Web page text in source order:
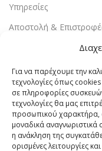
Για να παρέχουμε την
τεχνολογίες όπως
σε πληροφορίες
τεχνολογίες θα μας
προσωπικού χαρακτήρα,
μοναδικά
η ανάκληση της
ορισμένες λειτουργίες
Υπηρεσίες
Αποστολή &
Εντοπισμός
Λογαριασμός
Πολιτική Απορρήτου
Πολιτική Cookies
Όροι Χρήσης